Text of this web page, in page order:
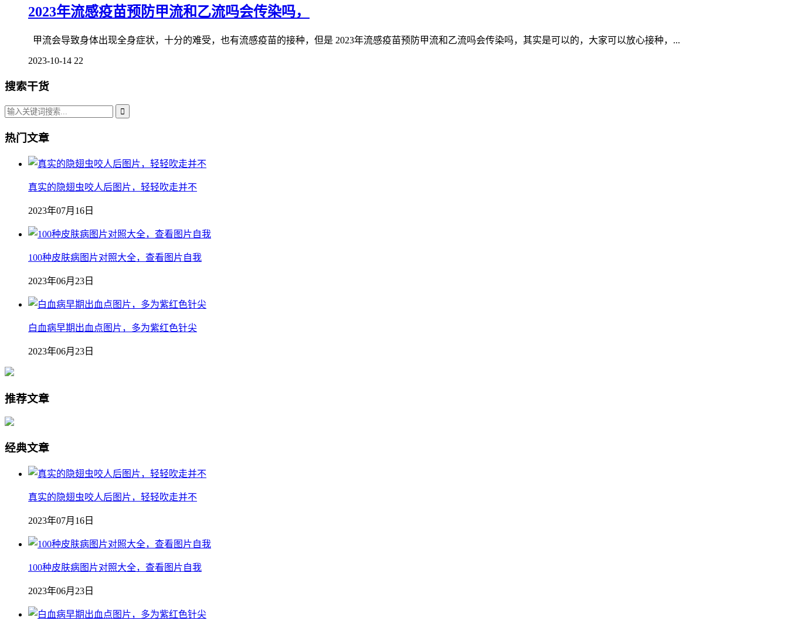
2023年流感疫苗预防甲流和乙流吗会传染吗，
甲流会导致身体出现全身症状，十分的难受，也有流感疫苗的接种，但是 2023年流感疫苗预防甲流和乙流吗会传染吗，其实是可以的，大家可以放心接种，...
2023-10-14 22
搜索干货
热门文章
真实的隐翅虫咬人后图片，轻轻吹走并不
2023年07月16日
100种皮肤病图片对照大全，查看图片自我
2023年06月23日
白血病早期出血点图片，多为紫红色针尖
2023年06月23日
推荐文章
经典文章
真实的隐翅虫咬人后图片，轻轻吹走并不
2023年07月16日
100种皮肤病图片对照大全，查看图片自我
2023年06月23日